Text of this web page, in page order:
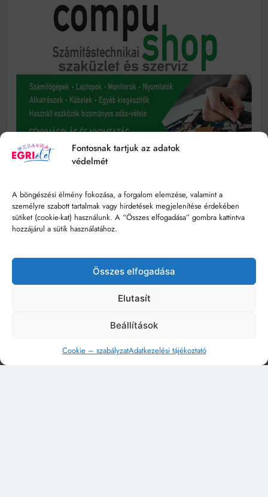
Fontosnak tartjuk az adatok
védelmét
A böngészési élmény fokozása, a forgalom elemzése, valamint a
személyre szabott tartalmak vagy hirdetések megjelenítése érdekében
sütiket (cookie-kat) használunk. A “Összes elfogadása” gombra kattintva
hozzájárul a sütik használatához.
Összes elfogadása
Elutasít
Beállítások
Cookie – szabályzatAdatkezelési tájékoztató